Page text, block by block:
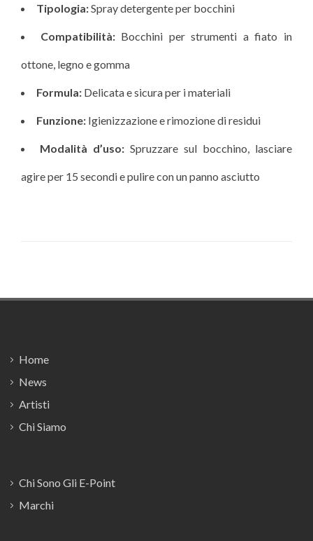
Tipologia:Spray detergente per bocchini
Compatibilità:Bocchini per strumenti a fiato in
ottone, legno e gomma
Formula: Delicata e sicura per i materiali
Funzione: Igienizzazione e rimozione di residui
Modalità d’uso: Spruzzare sul bocchino, lasciare
agire per 15 secondi e pulire con un panno asciutto
Home
News
Artisti
Chi Siamo
Chi Sono Gli E-Point
Marchi